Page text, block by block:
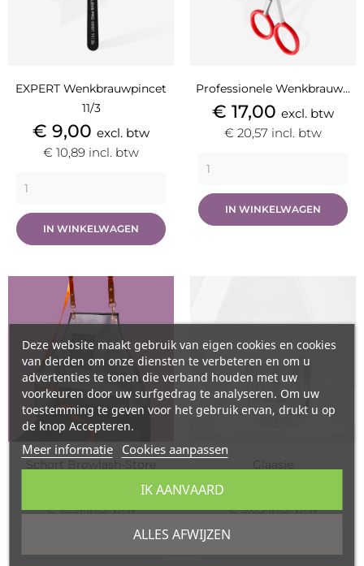
EXPERT Wenkbrauwpincet
11/3
Prijs
€ 9,00 excl. btw
€ 10,89 incl. btw
IN WINKELWAGEN
Professionele Wenkbrauw...
Prijs
€ 17,00 excl. btw
€ 20,57 incl. btw
IN WINKELWAGEN
Schort Browlash-Store
excl. btw
€ 13,31 incl. btw
Glaasje
Prijs
€ 2,50
€ 3,03 incl. btw
Deze website maakt gebruik van eigen cookies en cookies
van derden om onze diensten te verbeteren en om u
advertenties te tonen die verband houden met uw
voorkeuren door uw surfgedrag te analyseren. Om uw
toestemming te geven voor het gebruik ervan, drukt u op
de knop Accepteren.
Meer informatie Cookies aanpassen
ALLES AFWIJZEN
IK AANVAARD